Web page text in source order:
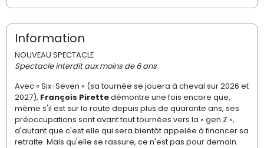
Information
NOUVEAU SPECTACLE
Spectacle interdit aux moins de 6 ans
Avec « Six-Seven » (sa tournée se jouera à cheval sur 2026 et
2027), François Pirettedémontre une fois encore que,
même s'il est sur la route depuis plus de quarante ans, ses
préoccupations sont avant tout tournées vers la « gen Z »,
d'autant que c'est elle qui sera bientôt appelée à financer sa
retraite. Mais qu'elle se rassure, ce n'est pas pour demain.